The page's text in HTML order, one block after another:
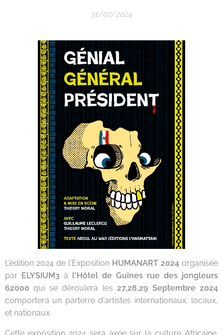
31/07/2024
L'édition 2024 de l'Exposition HUMANART 2024 organisée
par ELYSIUM3 à l'Hôtel de Guînes rue des jongleurs
62000 qui se déroulera les27,28,29 Septembre 2024
comportera un parterre d'artistes internationaux, locaux,
et nationaux.